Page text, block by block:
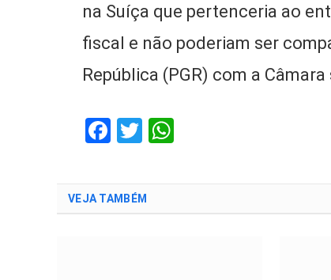
na Suíça que pertenceria ao
fiscal e não poderiam ser
República (PGR) com a
Facebook
Twitter
VEJA TAMBÉM